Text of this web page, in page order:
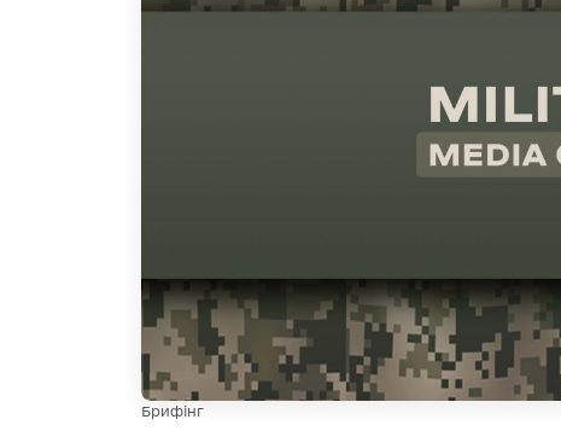
Брифінг